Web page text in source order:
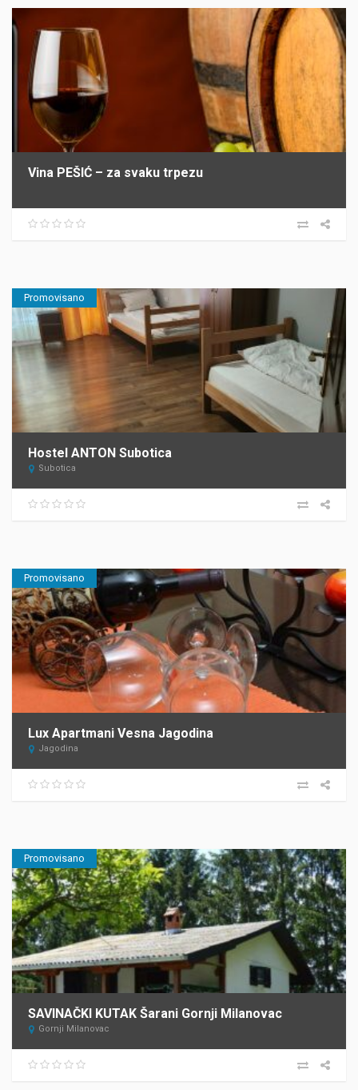
Vina PEŠIĆ – za svaku trpezu
Promovisano
Hostel ANTON Subotica
Subotica
Promovisano
Lux Apartmani Vesna Jagodina
Jagodina
Promovisano
SAVINAČKI KUTAK Šarani Gornji Milanovac
Gornji Milanovac